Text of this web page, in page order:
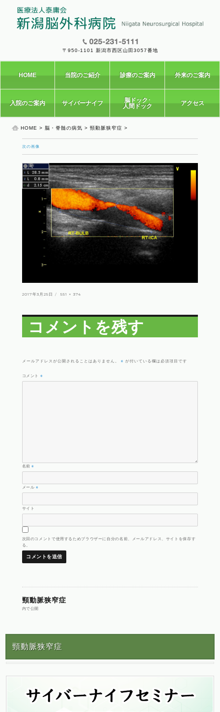
〒950-1101 新潟市西区山田3057番地
HOME 当院のご紹介 診療のご案内 外来のご案内
入院のご案内 サイバーナイフ
脳ドック･
人間ドック
アクセス
HOME > 脳・脊髄の病気 > 頸動脈狭窄症 >
次の画像
投
2017年3月25日
フ
551 × 374
コメントを残す
メールアドレスが公開されることはありません。 ※ が付いている欄は必須項目です
コメント ※
名前※
メール※
サイト
次回のコメントで使用するためブラウザーに自分の名前、メールアドレス、サイトを保存す
る。
投
稿
ナ
ビ
頸動脈狭窄症
内で公開
頸動脈狭窄症